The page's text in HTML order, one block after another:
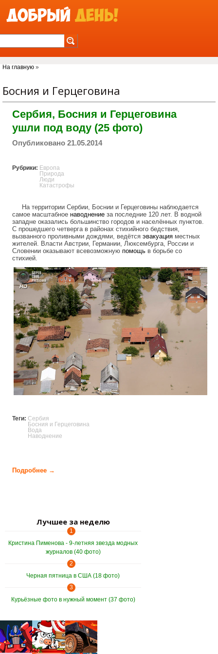
Вы здесь
На главную »
Босния и Герцеговина
Сербия, Босния и Герцеговина
ушли под воду (25 фото)
Опубликовано 21.05.2014
Рубрики: Европа
Природа
Люди
Катастрофы
На территории Сербии, Боснии и Герцеговины наблюдается
самое масштабное наводнение за последние 120 лет. В водной
западне оказались большинство городов и населённых пунктов.
С прошедшего четверга в районах стихийного бедствия,
вызванного проливными дождями, ведётся эвакуация местных
жителей. Власти Австрии, Германии, Люксембурга, России и
Словении оказывают всевозможную помощь в борьбе со
стихией.
europe_under_water.jpg
Теги: Сербия
Босния и Герцеговина
Вода
Наводнение
Подробнее →
Лучшее за неделю
1
Кристина Пименова - 9-летняя звезда модных
журналов (40 фото)
2
Черная пятница в США (18 фото)
3
Курьёзные фото в нужный момент (37 фото)